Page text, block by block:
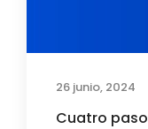
26 junio, 2024
Cuatro